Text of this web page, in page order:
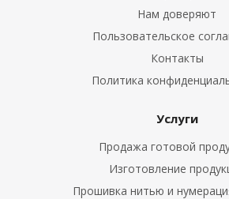
Нам доверяют
Пользовательское
Контакты
Политика
Услуги
Продажа готовой
Изготовление
Прошивка нитью и